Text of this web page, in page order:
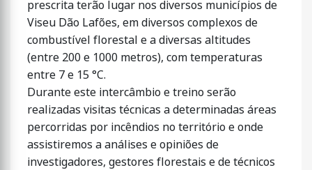
prescrita terão lugar nos diversos municípios de
Viseu Dão Lafões, em diversos complexos de
combustível florestal e a diversas altitudes
(entre 200 e 1000 metros), com temperaturas
entre 7 e 15 °C.
Durante este intercâmbio e treino serão
realizadas visitas técnicas a determinadas áreas
percorridas por incêndios no território e onde
assistiremos a análises e opiniões de
investigadores, gestores florestais e de técnicos